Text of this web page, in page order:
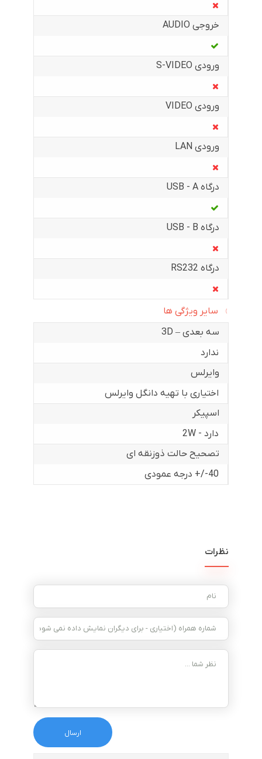
خروجی AUDIO
ورودی S-VIDEO
ورودی VIDEO
ورودی LAN
درگاه USB - A
درگاه USB - B
درگاه RS232
سایر ویژگی ها
سه بعدی – 3D
ندارد
وایرلس
اختیاری با تهیه دانگل وایرلس
اسپیکر
دارد - 2W
تصحیح حالت ذوزنقه ای
40-/+ درجه عمودی
نظرات